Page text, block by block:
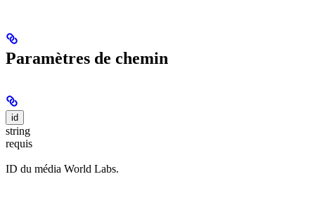
Paramètres de chemin
id
string
requis
ID du média World Labs.